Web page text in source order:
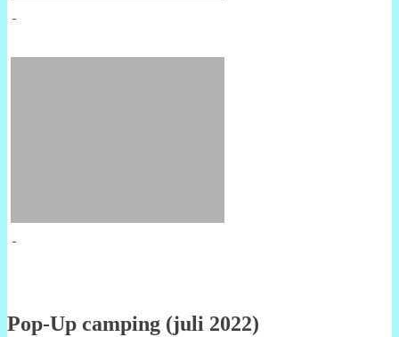
Pop-Up camping (juli 2022)